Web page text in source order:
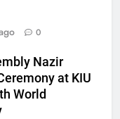
0
Nazir
at KIU
World